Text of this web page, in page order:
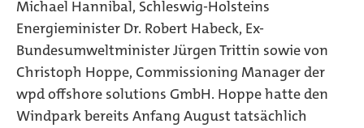
Michael Hannibal, Schleswig-Holsteins
Energieminister Dr. Robert Habeck, Ex-
Bundesumweltminister Jürgen Trittin sowie von
Christoph Hoppe, Commissioning Manager der
wpd offshore solutions GmbH. Hoppe hatte den
Windpark bereits Anfang August tatsächlich